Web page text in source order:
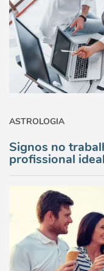
ASTROLOGIA
Signos no
profissional ideal